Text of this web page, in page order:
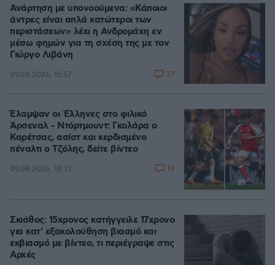
Ανάρτηση με υπονοούμενα: «Κάποιοι
άντρες είναι απλά κατώτεροι των
περιστάσεων» λέει η Ανδρομάχη εν
μέσω φημών για τη σχέση της με τον
Γιώργο Λιβάνη
09.08.2026, 15:57 27
Έλαμψαν οι Έλληνες στο φιλικό
Άρσεναλ - Ντόρτμουντ: Γκολάρα ο
Καρέτσας, ασίστ και κερδισμένο
πέναλτι ο Τζόλης, δείτε βίντεο
09.08.2026, 18:13 14
Σκιάθος: 15χρονος κατήγγειλε 17χρονο
για κατ' εξακολούθηση βιασμό και
εκβιασμό με βίντεο, τι περιέγραψε στις
Αρχές